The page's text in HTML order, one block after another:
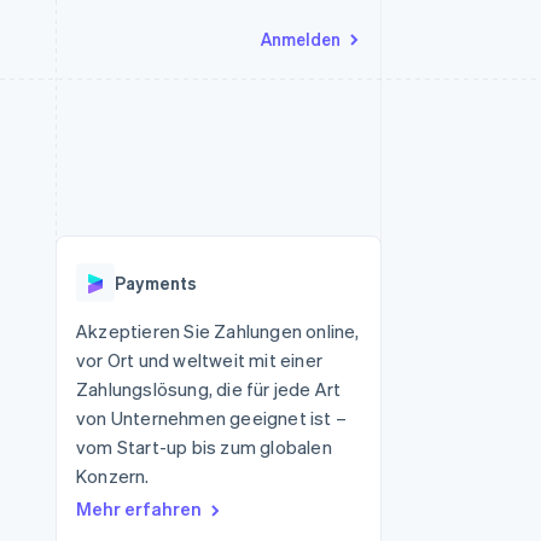
Anmelden
Radar
Start-up-Gründung
Climate
CO₂-Entnahme
Identity
Online-Identitätsprüfung
API-Status
Payments
Akzeptieren Sie Zahlungen online,
vor Ort und weltweit mit einer
Zahlungslösung, die für jede Art
von Unternehmen geeignet ist –
vom Start-up bis zum globalen
Konzern.
Mehr erfahren